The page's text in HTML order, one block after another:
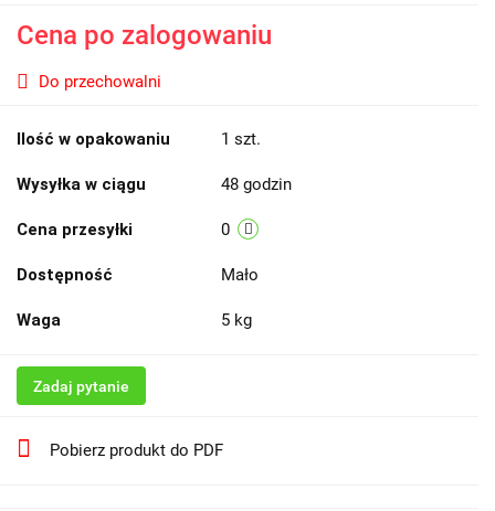
Cena po zalogowaniu
Do przechowalni
Ilość w opakowaniu 1 szt.
Wysyłka w ciągu 48 godzin
Cena przesyłki 0
Dostępność Mało
Waga 5 kg
Zadaj pytanie
Pobierz produkt do PDF